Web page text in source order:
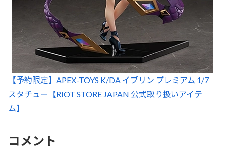
【予約限定】APEX-TOYS K/DA イブリン プレミアム 1/7
スタチュー【RIOT STORE JAPAN 公式取り扱いアイテ
ム】
コメント